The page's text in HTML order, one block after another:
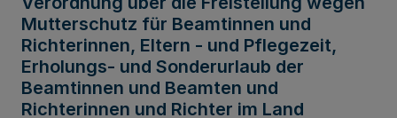
Mutterschutz für Beamtinnen und
Richterinnen, Eltern - und Pflegezeit,
Erholungs- und Sonderurlaub der
Beamtinnen und Beamten und
Richterinnen und Richter im Land